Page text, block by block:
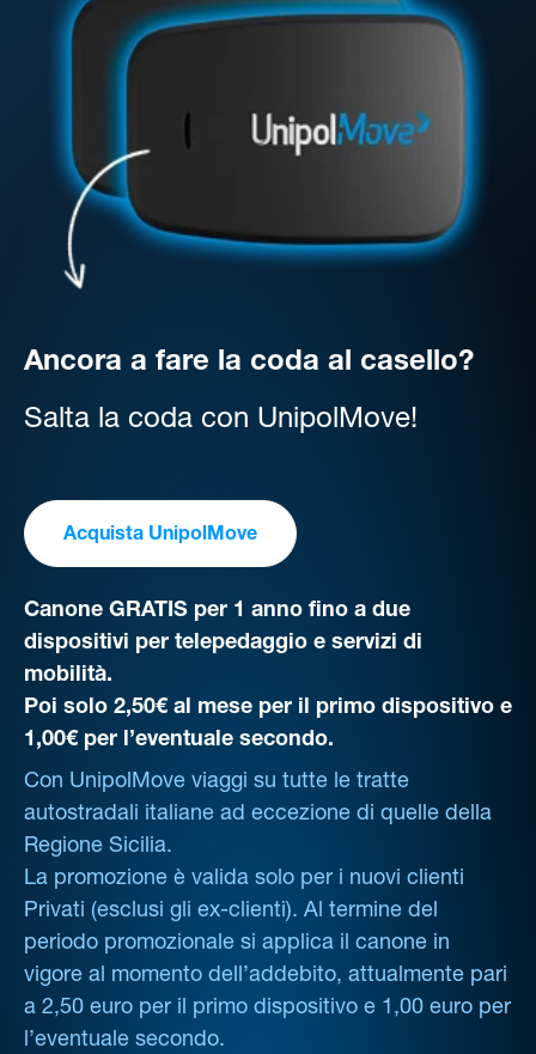
Ancora a fare la coda al casello?
Salta la coda con UnipolMove!
Acquista UnipolMove
Canone GRATIS per 1 anno fino a due
dispositivi per telepedaggio e servizi di
mobilità.
Poi solo 2,50€ al mese per il primo dispositivo e
1,00€ per l’eventuale secondo.
Con UnipolMove viaggi su tutte le tratte
autostradali italiane ad eccezione di quelle della
Regione Sicilia.
La promozione è valida solo per i nuovi clienti
Privati (esclusi gli ex-clienti). Al termine del
periodo promozionale si applica il canone in
vigore al momento dell’addebito, attualmente pari
a 2,50 euro per il primo dispositivo e 1,00 euro per
l’eventuale secondo.